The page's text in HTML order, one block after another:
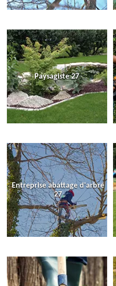
Paysagiste 27
Entreprise abattage d'arbre
27